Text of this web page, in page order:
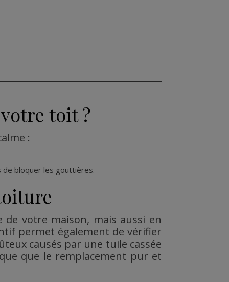
toit ?
:
de bloquer les gouttières.
votre maison, mais aussi en
permet également de vérifier
causés par une tuile cassée
que le remplacement pur et